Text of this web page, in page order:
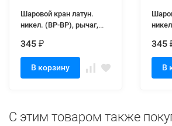
Шаровой кран латун.
никел. (ВР-ВР), рычаг,
345 ₽
В корзину
345
В
C этим товаром также